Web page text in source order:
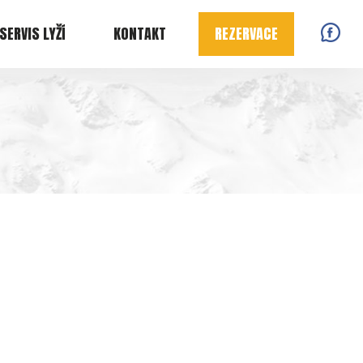
SERVIS LYŽÍ KONTAKT REZERVACE